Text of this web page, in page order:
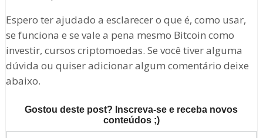
Espero ter ajudado a esclarecer o que é, como usar,
se funciona e se vale a pena mesmo Bitcoin como
investir, cursos criptomoedas. Se você tiver alguma
dúvida ou quiser adicionar algum comentário deixe
abaixo.
Gostou deste post? Inscreva-se e receba novos
conteúdos ;)